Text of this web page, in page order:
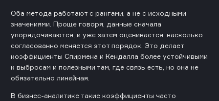
Оба метода работают с рангами, а не с исходными
значениями. Проще говоря, данные сначала
упорядочиваются, и уже затем оценивается, насколько
согласованно меняется этот порядок. Это делает
коэффициенты Спирмена и Кендалла более устойчивыми
к выбросам и полезными там, где связь есть, но она не
обязательно линейная.
В бизнес-аналитике такие коэффициенты часто